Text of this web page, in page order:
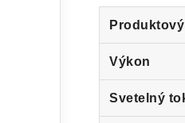
Výkon
Svetelný